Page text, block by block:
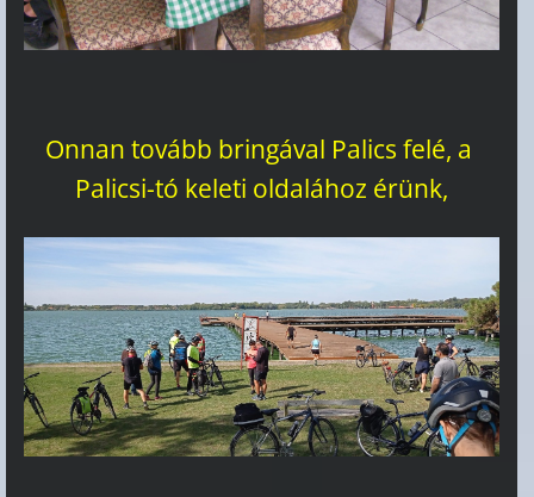
Onnan tovább bringával Palics felé, a
Palicsi-tó keleti oldalához érünk,